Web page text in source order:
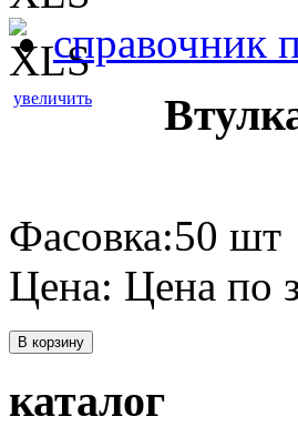
справочник
увеличить
Фасовка:50 шт
Цена: Цена по
В корзину
каталог